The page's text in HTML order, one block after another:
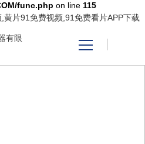
func.php on line 115
片91免费视频,91免费看片APP下载
品中心
费看片网站